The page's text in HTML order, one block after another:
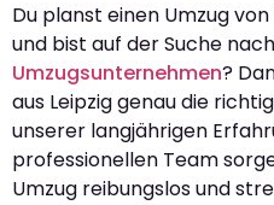
Du planst einen Umzug
und bist auf der Suche
Umzugsunternehmen?
aus Leipzig genau die
unserer langjährigen
professionellen Team
Umzug reibungslos und